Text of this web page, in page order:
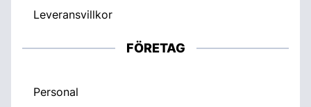
Leveransvillkor
FÖRETAG
Personal